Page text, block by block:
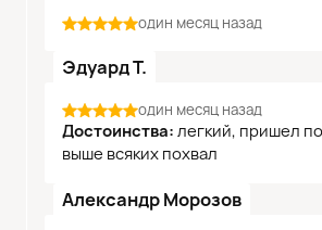
один месяц назад
Эдуард Т.
один месяц назад
Достоинства: легкий, пришел
выше всяких похвал
Александр Морозов